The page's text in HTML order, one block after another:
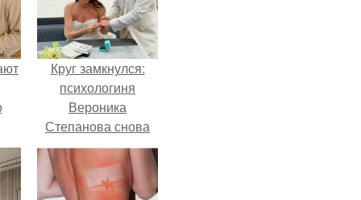
Круг замкнулся:
психологиня
Вероника
Степанова снова
вышла замуж за
собственного
бывшего мужа.